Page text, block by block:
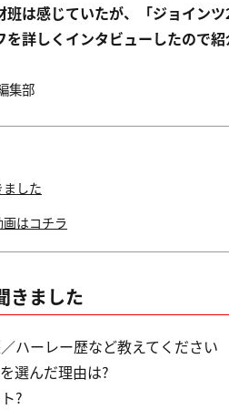
班は感じていたが、「ジョイン
詳しくインタビューしたので紹
集部
した
はコチラ
きました
ハーレー歴など教えてください
選んだ理由は?
?